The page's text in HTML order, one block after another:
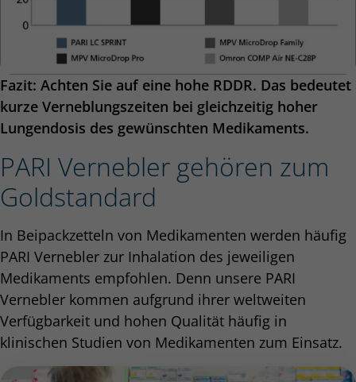
Fazit: Achten Sie auf eine hohe RDDR. Das bedeutet
kurze Verneblungszeiten bei gleichzeitig hoher
Lungendosis des gewünschten Medikaments.
PARI Vernebler gehören zum
Goldstandard
In Beipackzetteln von Medikamenten werden häufig
PARI Vernebler zur Inhalation des jeweiligen
Medikaments empfohlen. Denn unsere PARI
Vernebler kommen aufgrund ihrer weltweiten
Verfügbarkeit und hohen Qualität häufig in
klinischen Studien von Medikamenten zum Einsatz.